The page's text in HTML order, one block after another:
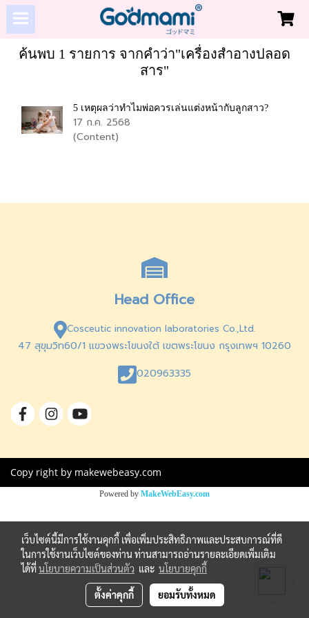
ค้นพบ 1 รายการ จากคำว่า"เครื่องสำอางปลอด
สาร"
5 เหตุผลว่าทำไมพ่อควรเล่นแต่งหน้ากับลูกสาว?
17 ก.ค. 2568
(Content)
Head Office
Cosceutic innovation laboratories Co.,Ltd.
47 สุขุมวิท60/1 แขวงพระโขนงใต้ เขตพระโขนง กรุงเทพฯ 10260
020963335
Copy right by makewebeasy.com
Powered by MakeWebEasy.com
เว็บไซต์นี้มีการใช้งานคุกกี้ เพื่อเพิ่มประสิทธิภาพและประสบการณ์ที่ดี
ในการใช้งานเว็บไซต์ของท่าน ท่านสามารถอ่านรายละเอียดเพิ่มเติม
ได้ที่นโยบายความเป็นส่วนตัว และ นโยบายคุกกี้
ตั้งค่าคุกกี้ ยอมรับทั้งหมด